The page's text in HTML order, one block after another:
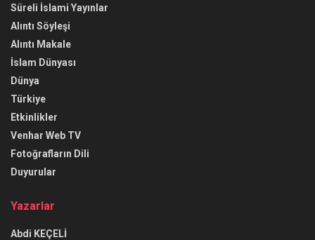
Süreli İslami Yayınlar
Alıntı Söyleşi
Alıntı Makale
İslam Dünyası
Dünya
Türkiye
Etkinlikler
Venhar Web TV
Fotoğrafların Dili
Duyurular
Yazarlar
Abdi KEÇELİ